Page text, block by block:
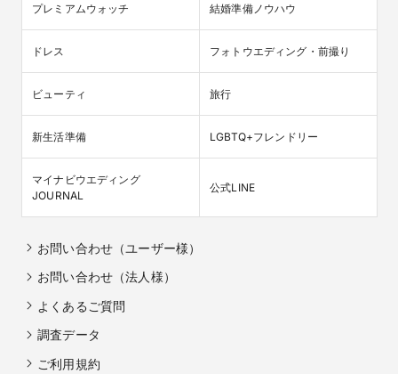
プレミアムウォッチ 結婚準備ノウハウ
ドレス フォトウエディング・前撮り
ビューティ 旅行
新生活準備 LGBTQ+フレンドリー
マイナビウエディング
JOURNAL
公式LINE
お問い合わせ（ユーザー様）
お問い合わせ（法人様）
よくあるご質問
調査データ
ご利用規約